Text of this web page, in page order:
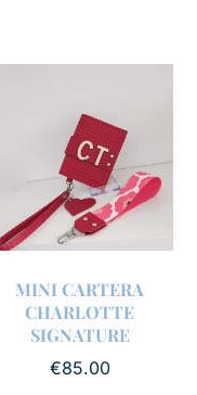
MINI CARTERA
CHARLOTTE
SIGNATURE
€85.00